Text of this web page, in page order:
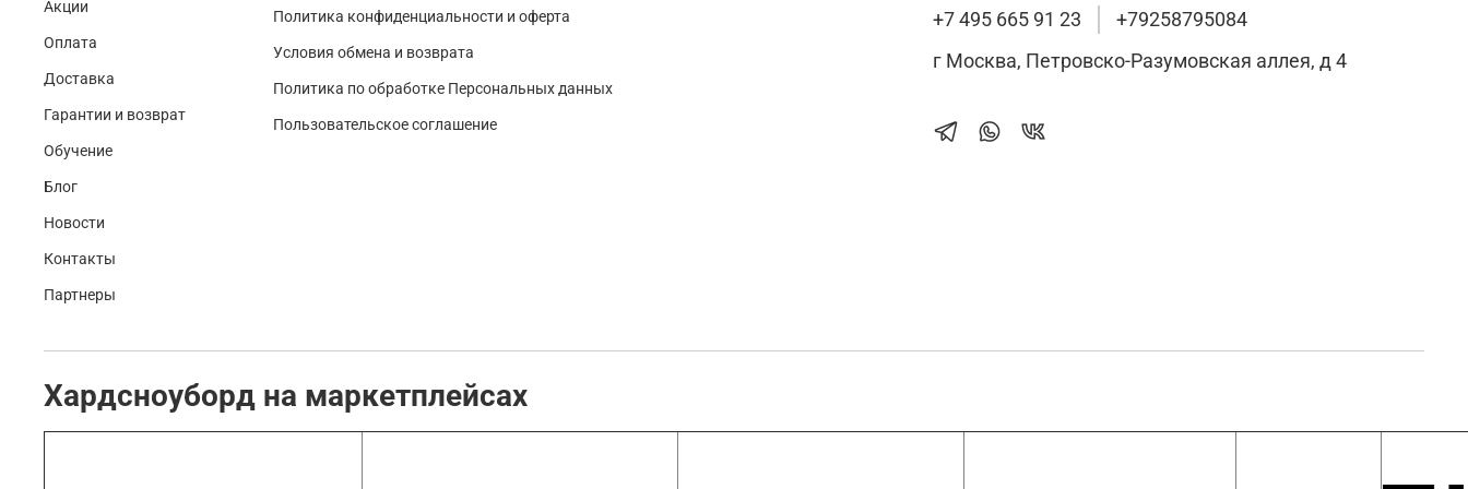
Акции
Оплата
Доставка
Гарантии и возврат
Обучение
Блог
Новости
Контакты
Партнеры
Политика конфиденциальности и оферта
Условия обмена и возврата
Политика по обработке Персональных данных
Пользовательское соглашение
+7 495 665 91 23
+79258795084
г Москва, Петровско-Разумовская аллея, д 4
Хардсноуборд на маркетплейсах